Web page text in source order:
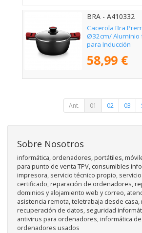
BRA - A410332
Cacerola Bra
Ø32cm/ Aluminio
para Inducción
58,99 €
Ant. 01 02 03
Sobre Nosotros
informática, ordenadores, portátiles,
para punto de venta TPV, consumibles
impresora, servicio técnico propio,
certificado, reparación de ordenadores,
dominios y alojamiento web y correo,
asistencia remota, teletrabaja desde
recuperación de datos, seguridad
antivirus para ordenadores, informática
ordenadores usados